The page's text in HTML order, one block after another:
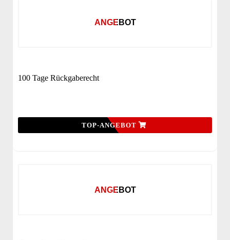
ANGEBOT
100 Tage Rückgaberecht
TOP-ANGEBOT
ANGEBOT